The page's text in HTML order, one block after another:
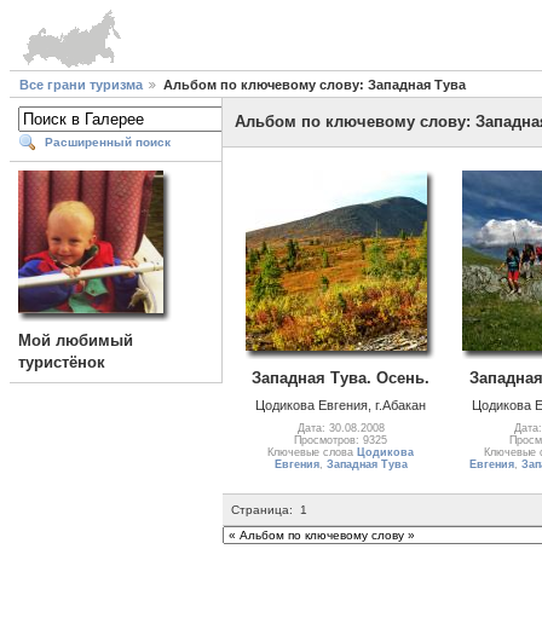
Все грани туризма Альбом по ключевому слову: Западная Тува
Расширенный поиск
Мой любимый
туристёнок
Альбом по ключевому слову:
Западная Тува. Осень.
Цодикова Евгения, г.Абакан
Дата: 30.08.2008
Просмотров: 9325
Ключевые слова Цодикова
Евгения, Западная Тува
Цодикова
Ключевые
Евгения,
Страница: 1